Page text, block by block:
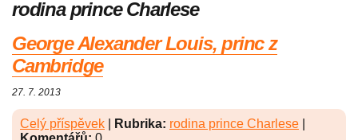
rodina prince Charlese
George Alexander Louis, princ z
Cambridge
27. 7. 2013
Celý příspěvek Rubrika: rodina prince Charlese